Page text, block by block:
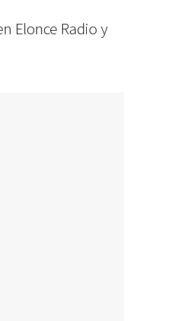
Elonce Radio y